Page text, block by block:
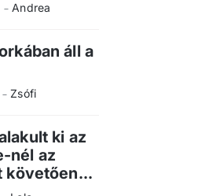
Andrea
áll a
Zsófi
ki az
nél az
követően...